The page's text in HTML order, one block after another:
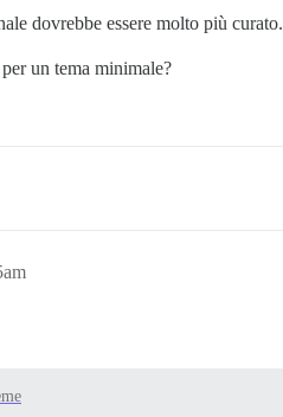
dovrebbe essere molto più curato.
un tema minimale?